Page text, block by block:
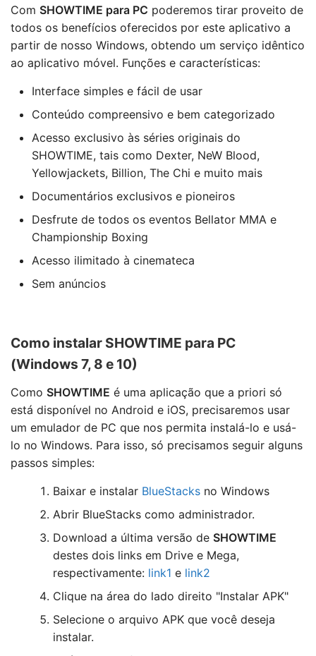
Com SHOWTIME para PC poderemos tirar proveito de
todos os benefícios oferecidos por este aplicativo a
partir de nosso Windows, obtendo um serviço idêntico
ao aplicativo móvel. Funções e características:
Interface simples e fácil de usar
Conteúdo compreensivo e bem categorizado
Acesso exclusivo às séries originais do
SHOWTIME, tais como Dexter, NeW Blood,
Yellowjackets, Billion, The Chi e muito mais
Documentários exclusivos e pioneiros
Desfrute de todos os eventos Bellator MMA e
Championship Boxing
Acesso ilimitado à cinemateca
Sem anúncios
Como instalar SHOWTIME para PC
(Windows 7, 8 e 10)
Como SHOWTIME é uma aplicação que a priori só
está disponível no Android e iOS, precisaremos usar
um emulador de PC que nos permita instalá-lo e usá-
lo no Windows. Para isso, só precisamos seguir alguns
passos simples:
Baixar e instalar BlueStacks no Windows
Abrir BlueStacks como administrador.
Download a última versão de SHOWTIME
destes dois links em Drive e Mega,
respectivamente: link1 e link2
Clique na área do lado direito "Instalar APK"
Selecione o arquivo APK que você deseja
instalar.